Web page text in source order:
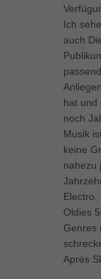
Ich
auch
hat und
noch
Musik
keine
nahezu
Electro,
Oldies
Genres
Aprés
standardmäßig
werden, bedarf der
powered by Borlabs